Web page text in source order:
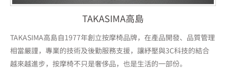
TAKASIMA高島
TAKASIMA高島自1977年創立按摩椅品牌，在產品開發、品質管理
相當嚴謹，專業的技術及後勤服務支援，讓紓壓與3C科技的結合
越來越進步，按摩椅不只是奢侈品，也是生活的一部份。